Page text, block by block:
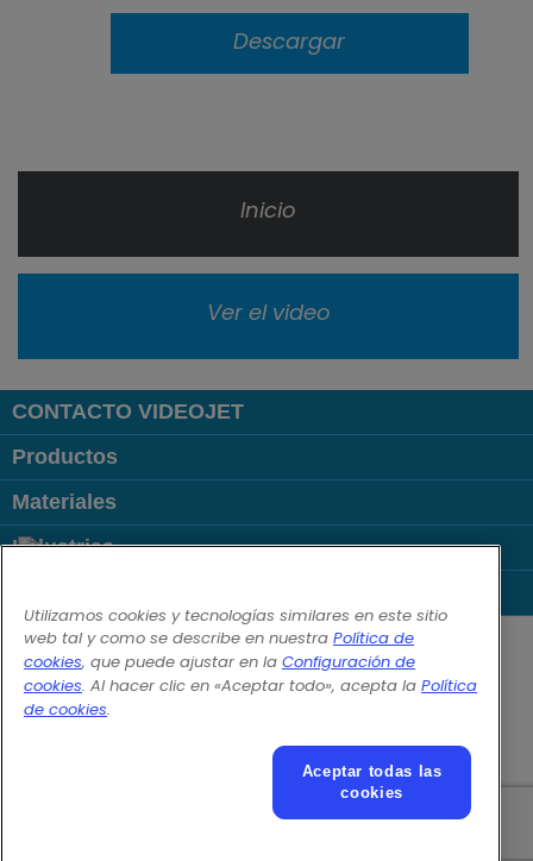
Descargar
Inicio
Ver el video
CONTACTO VIDEOJET
Productos
Materiales
Industrias
Follow us on:
© 2026 Videojet Technologies Inc.
Renuncia de responsabilidad
Empleos y ofertas laborales
Texto adicional para condiciones de utilización online
Utilizamos cookies y tecnologías similares en este sitio
web tal y como se describe en nuestra Política de
cookies, que puede ajustar en la Configuración de
cookies. Al hacer clic en «Aceptar todo», acepta la Política
de cookies.
Aceptar todas las
cookies